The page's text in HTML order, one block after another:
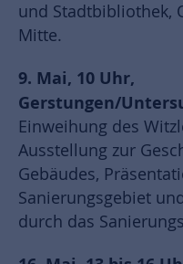
und Stadtbibliothek,
Mitte.
9. Mai, 10 Uhr,
Gerstungen/
Einweihung des
Ausstellung zur
Gebäudes,
Sanierungsgebiet
durch das